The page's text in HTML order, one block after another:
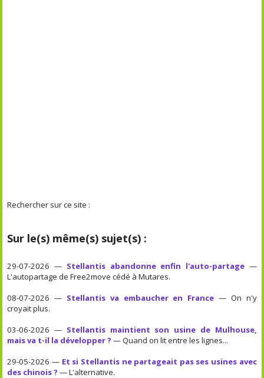
Rechercher sur ce site :
Sur le(s) même(s) sujet(s) :
29-07-2026 — Stellantis abandonne enfin l'auto-partage—
L'autopartage de Free2move cédé à Mutares.
08-07-2026 — Stellantis va embaucher en France — On n'y
croyait plus.
03-06-2026 — Stellantis maintient son usine de Mulhouse,
mais va t-il la développer ? — Quand on lit entre les lignes...
29-05-2026 — Et si Stellantis ne partageait pas ses usines avec
des chinois ? — L'alternative.